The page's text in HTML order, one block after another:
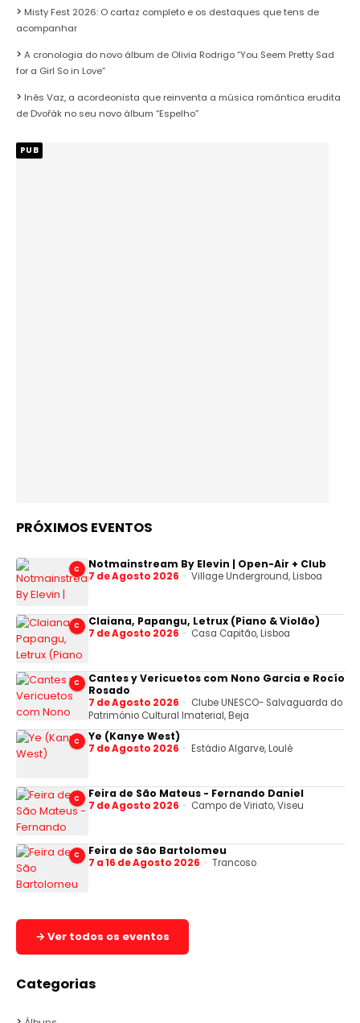
Misty Fest 2026: O cartaz completo e os destaques que tens de
acompanhar
A cronologia do novo álbum de Olivia Rodrigo “You Seem Pretty Sad
for a Girl So in Love”
Inês Vaz, a acordeonista que reinventa a música romântica erudita
de Dvořák no seu novo álbum “Espelho”
PUB
PRÓXIMOS EVENTOS
C Notmainstream By Elevin | Open-Air + Club
7 de Agosto 2026 Village Underground, Lisboa
C Claiana, Papangu, Letrux (Piano & Violão)
7 de Agosto 2026 Casa Capitão, Lisboa
C
Cantes y Vericuetos com Nono Garcia e Rocío
Rosado
7 de Agosto 2026
Clube UNESCO- Salvaguarda do
Património Cultural Imaterial, Beja
C Ye (Kanye West)
7 de Agosto 2026 Estádio Algarve, Loulé
C Feira de São Mateus - Fernando Daniel
7 de Agosto 2026 Campo de Viriato, Viseu
C Feira de São Bartolomeu
7 a 16 de Agosto 2026 Trancoso
→ Ver todos os eventos
Categorias